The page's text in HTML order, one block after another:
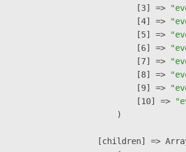
                    [3] =>
                    [4] =>
                    [5] =>
                    [6] =>
                    [7] =>
                    [8] =>
                    [9] =>
                    [10] =>
                )
[children] =>